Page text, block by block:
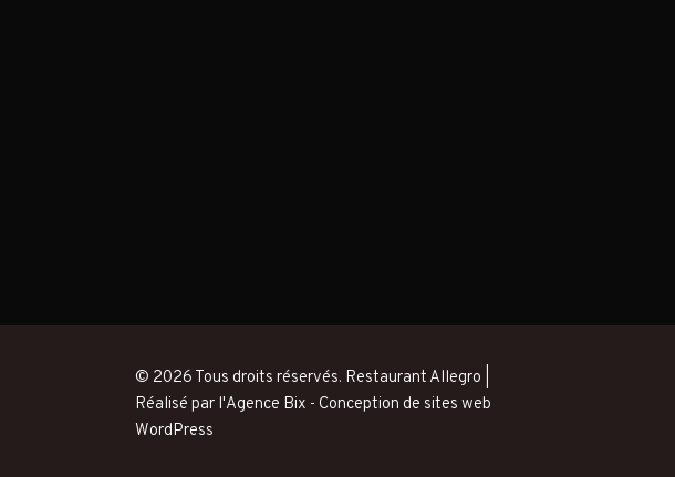
© 2026 Tous droits réservés. Restaurant Allegro |
Réalisé par l'Agence Bix - Conception de sites web
WordPress